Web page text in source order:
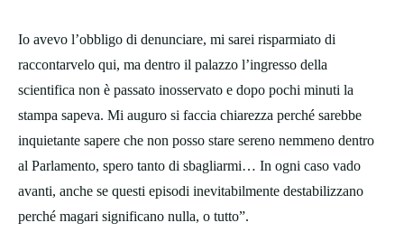
Io avevo l’obbligo di denunciare, mi sarei risparmiato di
raccontarvelo qui, ma dentro il palazzo l’ingresso della
scientifica non è passato inosservato e dopo pochi minuti la
stampa sapeva. Mi auguro si faccia chiarezza perché sarebbe
inquietante sapere che non posso stare sereno nemmeno dentro
al Parlamento, spero tanto di sbagliarmi… In ogni caso vado
avanti, anche se questi episodi inevitabilmente destabilizzano
perché magari significano nulla, o tutto”.